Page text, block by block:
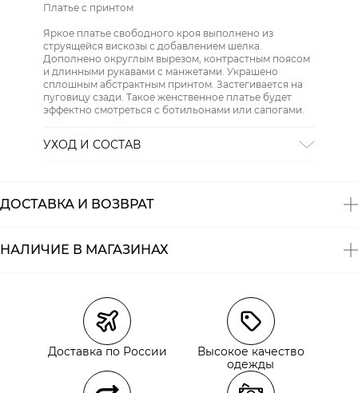
Платье с принтом
Яркое платье свободного кроя выполнено из
струящейся вискозы с добавлением шелка.
Дополнено округлым вырезом, контрастным поясом
и длинными рукавами с манжетами. Украшено
сплошным абстрактным принтом. Застегивается на
пуговицу сзади. Такое женственное платье будет
эффектно смотреться с ботильонами или сапогами.
УХОД И СОСТАВ
ДОСТАВКА И ВОЗВРАТ
Курьерская доставка СДЭК
Самовывоз из пункта выдачи СДЭК
Самовывоз из наших магазинов
НАЛИЧИЕ В МАГАЗИНАХ
Доставка по России
Высокое качество
одежды